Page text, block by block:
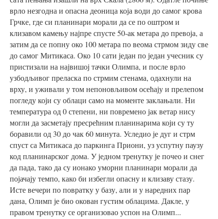
врло незгодна и опасна деоница која води до самог крова
Грчке, где си планинари морали да се по оштром и
клизавом камењу најпре спусте 50-ак метара до превоја, а
затим да се попну око 100 метара по веома стрмом зиду све
до самог Митикаса. Око 10 сати један по један учесник су
пристизали на највишој тачки Олимпа, и после врло
узбодљивог преласка по стрмим стенама, одахнули на
врху, и уживали у том непоновљивом осећају и прелепом
погледу који су облаци само на моменте заклањали. Ни
температура од 0 степени, ни повремено јак ветар нису
могли да засметају пресрећним планинарима који су ту
боравили од 30 до чак 60 минута. Уследио је дуг и стрм
спуст са Митикаса до паркинга Приони, уз успутну паузу
код планинарског дома. У једном тренутку је почео и снег
да пада, тако да су ионако уморни планинари морали да
појачају темпо, како би избегли опасну и клизаву стазу.
Исте вечери по повратку у базу, али и у наредних пар
дана, Олимп је био окован густим облацима. Дакле, у
правом тренутку се организовао успон на Олимп...